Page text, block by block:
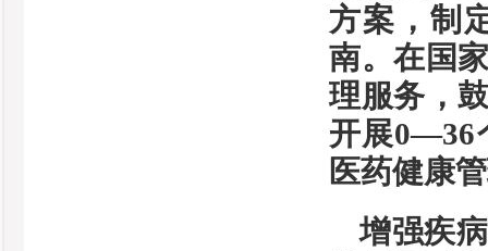
方案，制
南。在国
理服务，
开展0—36
医药健康
增强疾